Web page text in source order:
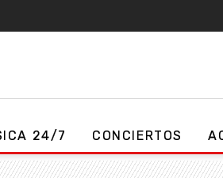
24/7 CONCIERTOS